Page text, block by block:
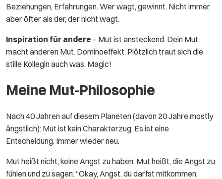
Beziehungen, Erfahrungen. Wer wagt, gewinnt. Nicht immer,
aber öfter als der, der nicht wagt.
Inspiration für andere – Mut ist ansteckend. Dein Mut
macht anderen Mut. Dominoeffekt. Plötzlich traut sich die
stille Kollegin auch was. Magic!
Meine Mut-Philosophie
Nach 40 Jahren auf diesem Planeten (davon 20 Jahre mostly
ängstlich): Mut ist kein Charakterzug. Es ist eine
Entscheidung. Immer wieder neu.
Mut heißt nicht, keine Angst zu haben. Mut heißt, die Angst zu
fühlen und zu sagen: “Okay, Angst, du darfst mitkommen.